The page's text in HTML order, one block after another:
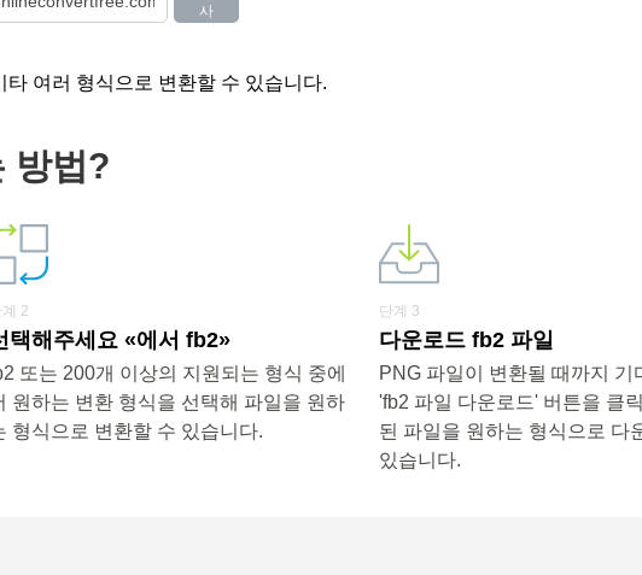
사
여러 형식으로 변환할 수 있습니다.
방법?
계 2
택해주세요 «에서 fb2»
또는 200개 이상의 지원되는 형식 중에
원하는 변환 형식을 선택해 파일을 원하
형식으로 변환할 수 있습니다.
단계 3
다운로드 fb2 파일
PNG 파일이 변환될 때까지 기
'fb2 파일 다운로드' 버튼을 클
된 파일을 원하는 형식으로 다
있습니다.